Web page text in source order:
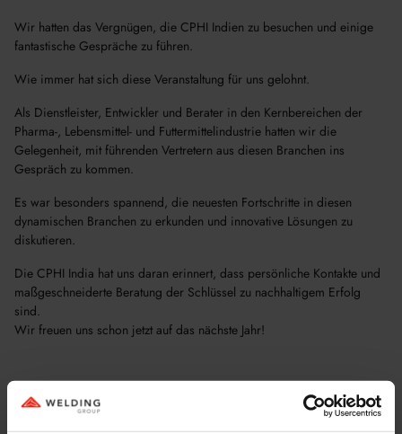
Wir hatten das Vergnügen, die CPHI Indien zu besuchen und einige
fantastische Gespräche zu führen.
Wie immer hat sich diese Veranstaltung für uns gelohnt.
Als Dienstleister, Entwickler und Berater in den Kernbereichen der
Pharma-, Lebensmittel- und Futtermittelindustrie hatten wir die
Gelegenheit, mit führenden Vertretern aus diesen Branchen ins
Gespräch zu kommen.
Es war besonders spannend, die neuesten Fortschritte in diesen
dynamischen Branchen zu erkunden und innovative Lösungen zu
diskutieren.
Die CPHI India hat uns daran erinnert, dass persönliche Kontakte und
maßgeschneiderte Beratung der Schlüssel zu nachhaltigem Erfolg
sind.
Wir freuen uns schon jetzt auf das nächste Jahr!